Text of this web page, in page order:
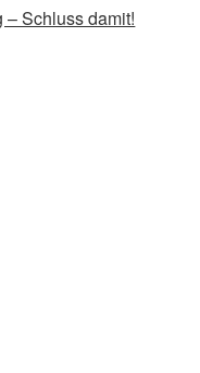
Schluss damit!